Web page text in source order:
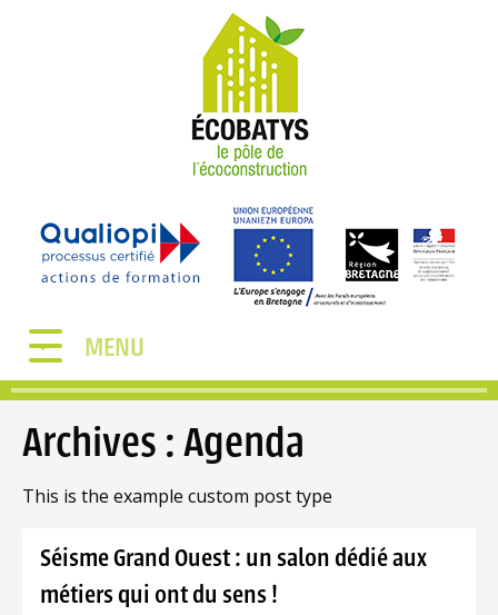
MENU
Archives :Agenda
This is the example custom post type
Séisme Grand Ouest : un salon dédié aux
métiers qui ont du sens !